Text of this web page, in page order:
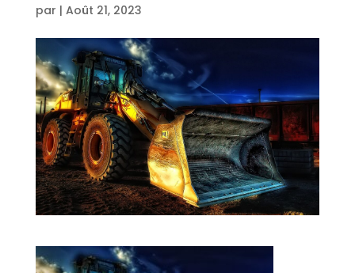
par | Août 21, 2023